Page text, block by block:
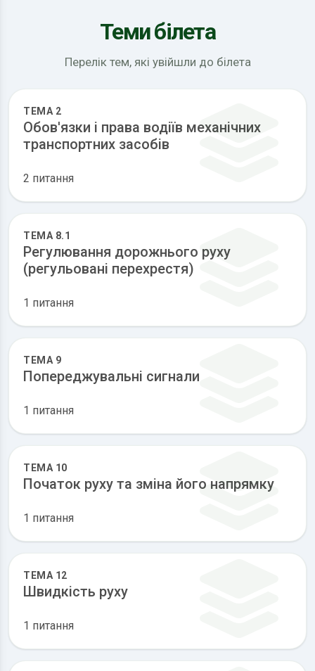
Теми білета
Перелік тем, які увійшли до білета
ТЕМА 2
Обов'язки і права водіїв механічних
транспортних засобів
2 питання
ТЕМА 8.1
Регулювання дорожнього руху
(регульовані перехрестя)
1 питання
ТЕМА 9
Попереджувальні сигнали
1 питання
ТЕМА 10
Початок руху та зміна його напрямку
1 питання
ТЕМА 12
Швидкість руху
1 питання